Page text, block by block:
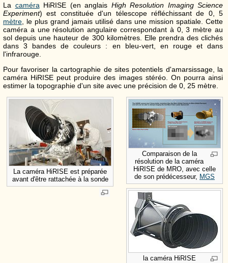
La caméra HiRISE (en anglais High Resolution Imaging Science
Experiment) est constituée d'un télescope réfléchissant de 0, 5
mètre , le plus grand jamais utilisé dans une mission spatiale. Cette
caméra a une résolution angulaire correspondant à 0, 3 mètre au
sol depuis une hauteur de 300 kilomètres. Elle prendra des clichés
dans 3 bandes de couleurs : en bleu-vert, en rouge et dans
l'infrarouge.
Pour favoriser la cartographie de sites potentiels d'amarsissage, la
caméra HiRISE peut produire des images stéréo. On pourra ainsi
estimer la topographie d'un site avec une précision de 0, 25 mètre.
Comparaison de la
résolution de la caméra
HiRISE de MRO, avec celle
de son prédécesseur, MGS
la caméra HiRISE
La caméra HiRISE est préparée
avant d'être rattachée à la sonde